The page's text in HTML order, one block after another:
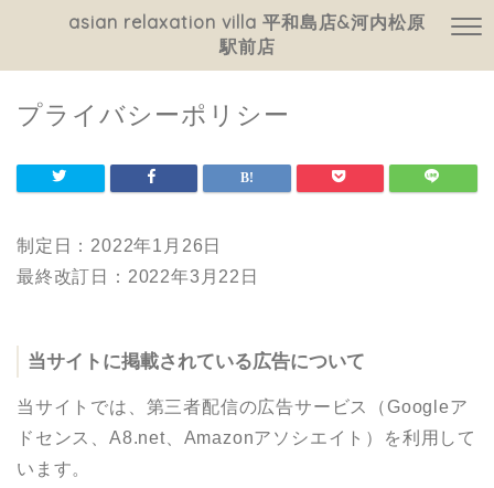
asian relaxation villa 平和島店&河内松原
駅前店
プライバシーポリシー
制定日：2022年1月26日
最終改訂日：2022年3月22日
当サイトに掲載されている広告について
当サイトでは、第三者配信の広告サービス（Googleア
ドセンス、A8.net、Amazonアソシエイト）を利用して
います。